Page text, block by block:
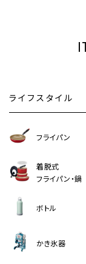
ライフスタイル
フライパン
着脱式
フライパン・鍋
ボトル
かき氷器